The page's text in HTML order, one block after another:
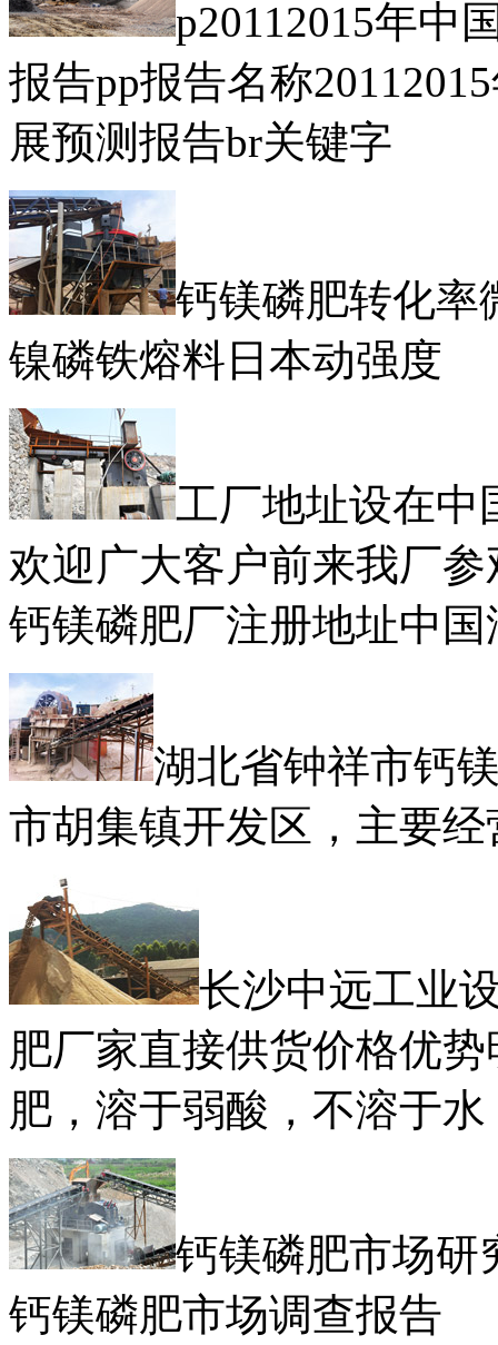
p20112015年中
报告pp报告名称
展预测报告br关键字
钙镁磷肥转化率
镍磷铁熔料日本动强度
工厂地址设在中
欢迎广大客户前来我厂
钙镁磷肥厂注册地址中
湖北省钟祥市钙
市胡集镇开发区，主要
长沙中远工业
肥厂家直接供货价格优
肥，溶于弱酸，不溶于
钙镁磷肥市场研
钙镁磷肥市场调查报告